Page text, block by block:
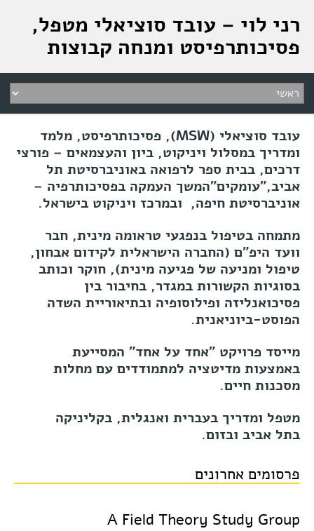
רני לוי – עובד סוציאלי מטפל,
פסיכותרפיסט ומנחה קבוצות
עובד סוציאלי (MSW),
פסיכותרפיסט, מלמד
ומדריך במסלול ויניקוט, ביון והעצמאים – פורצי
דרכים, בבית ספר לרפואה באוניברסיטת תל
אביב,"עומקים"המשך העמקה בפסיכותרפיה –
אוניברסיטת חיפה, ובמרכז ויניקוט בישראל.
מתמחה בטיפול בנפגעי טראומה מינית, חבר
וועד היפ"ם (החברה הישראלית לקידום אבחון,
טיפול ומניעה של פגיעה מינית), חוקר וכותב
בסוגיות הקשורות במגדר, בחיבור בין
פסיכואנליזה ופילוסופיה ובתיאוריית השדה
הפוסט-ביוניאנית.
מייסד פרויקט "אחד על אחד" המסייעת
באמצעות מדיטציה למתמודדים עם מחלות
מסכנות חיים.
מטפל ומדריך בעברית ואנגלית, בקליניקה
בתל אביב ובזום.
פרסומים אחרונים
A Field Theory Study Group